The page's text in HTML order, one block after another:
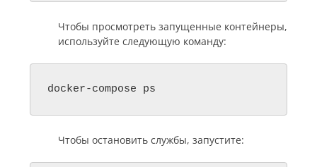
Чтобы просмотреть запущенные контейнеры,
используйте следующую команду:
docker-compose ps
Чтобы остановить службы, запустите: